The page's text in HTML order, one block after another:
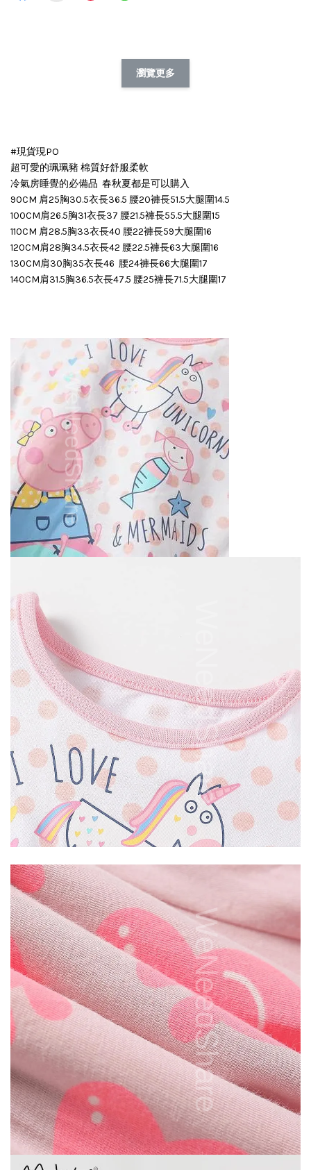
瀏覽更多
#現貨現PO
超可愛的珮珮豬 棉質好舒服柔軟
冷氣房睡覺的必備品 春秋夏都是可以購入
90CM 肩25胸30.5衣長36.5 腰20褲長51.5大腿圍14.5
100CM肩26.5胸31衣長37 腰21.5褲長55.5大腿圍15
110CM 肩28.5胸33衣長40 腰22褲長59大腿圍16
120CM肩28胸34.5衣長42 腰22.5褲長63大腿圍16
130CM肩30胸35衣長46 腰24褲長66大腿圍17
140CM肩31.5胸36.5衣長47.5 腰25褲長71.5大腿圍17